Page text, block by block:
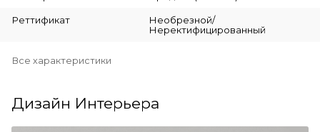
Реттификат
Необрезной/
Неректифицированный
Все характеристики
Дизайн Интерьера